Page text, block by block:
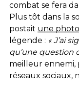
combat se fera
Plus tôt dans la
postait une
légende : « J’ai
qu’une question
meilleur ennemi,
réseaux sociaux,